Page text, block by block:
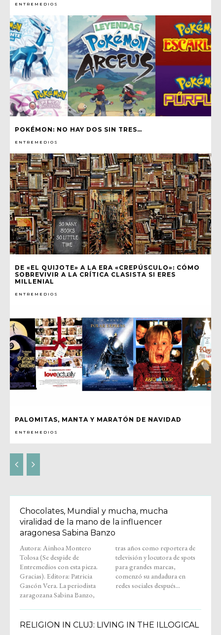
ENTREMEDIOS
POKÉMON: NO HAY DOS SIN TRES…
ENTREMEDIOS
DE «EL QUIJOTE» A LA ERA «CREPÚSCULO»: CÓMO
SOBREVIVIR A LA CRÍTICA CLASISTA SI ERES
MILLENIAL
ENTREMEDIOS
PALOMITAS, MANTA Y MARATÓN DE NAVIDAD
ENTREMEDIOS
Chocolates, Mundial y mucha, mucha
viralidad de la mano de la influencer
aragonesa Sabina Banzo
Autora: Ainhoa Montero
Tolosa (Se despide de
Entremedios con esta pieza.
Gracias). Editora: Patricia
Gascón Vera. La periodista
zaragozana Sabina Banzo,
tras años como reportera de
televisión y locutora de spots
para grandes marcas,
comenzó su andadura en
redes sociales después...
RELIGION IN CLUJ: LIVING IN THE ILLOGICAL